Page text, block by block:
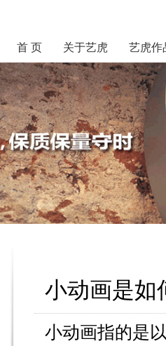
首 页 关于艺虎 艺虎作
小动画是如
小动画指的是